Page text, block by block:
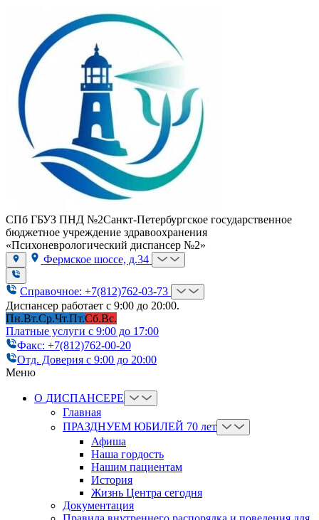
СПб ГБУЗ ПНД №2Санкт-Петербургское государственное
бюджетное учреждение здравоохранения
«Психоневрологический диспансер №2»
Фермское шоссе, д.34
Справочное: +7(812)762-03-73
Диспансер работает с 9:00 до 20:00.
Пн.Вт.Ср.Чт.Пт.Сб.Вс.
Платные услуги с 9:00 до 17:00
Факс: +7(812)762-00-20
Отд. Доверия с 9:00 до 20:00
Меню
О ДИСПАНСЕРЕ
Главная
ПРАЗДНУЕМ ЮБИЛЕЙ 70 лет
Афиша
Наша гордость
Нашим пациентам
История
Жизнь Центра сегодня
Документация